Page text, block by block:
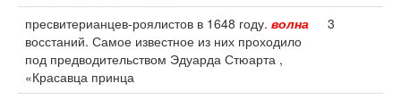
пресвитерианцев-роялистов в 1648 году. волна
восстаний. Самое известное из них проходило
под предводительством Эдуарда Стюарта ,
«Красавца принца
3